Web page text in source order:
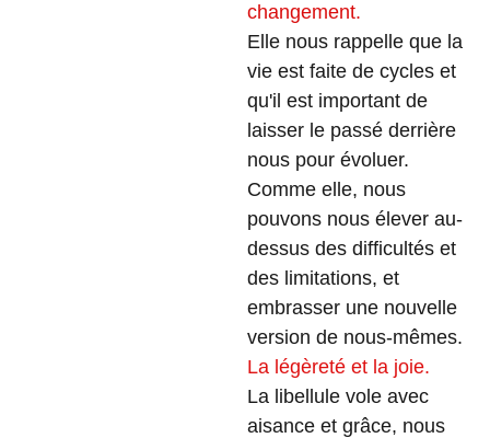
changement.
Elle nous rappelle que la
vie est faite de cycles et
qu'il est important de
laisser le passé derrière
nous pour évoluer.
Comme elle, nous
pouvons nous élever au-
dessus des difficultés et
des limitations, et
embrasser une nouvelle
version de nous-mêmes.
La légèreté et la joie.
La libellule vole avec
aisance et grâce, nous